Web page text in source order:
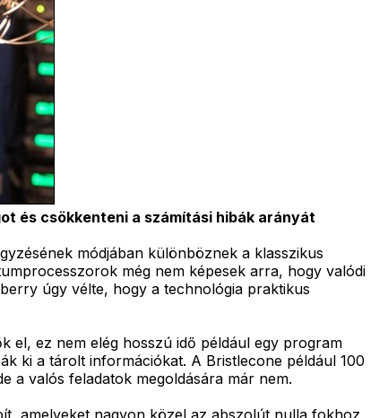
és csökkenteni a számítási hibák arányát
módjában különböznek a klasszikus
még nem képesek arra, hogy valódi
úgy vélte, hogy a technológia praktikus
el, ez nem elég hosszú idő például egy program
ki a tárolt információkat. A Bristlecone például 100
a valós feladatok megoldására már nem.
amelyeket nagyon közel az abszolút nulla fokhoz